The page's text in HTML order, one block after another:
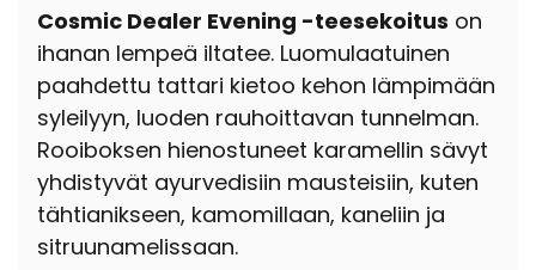
Cosmic Dealer Evening -teesekoitus on
ihanan lempeä iltatee. Luomulaatuinen
paahdettu tattari kietoo kehon lämpimään
syleilyyn, luoden rauhoittavan tunnelman.
Rooiboksen hienostuneet karamellin sävyt
yhdistyvät ayurvedisiin mausteisiin, kuten
tähtianikseen, kamomillaan, kaneliin ja
sitruunamelissaan.